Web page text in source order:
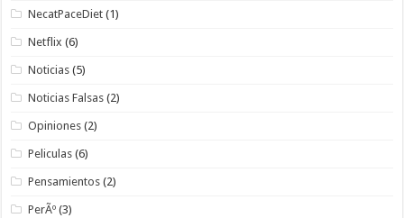
NecatPaceDiet (1)
Netflix (6)
Noticias (5)
Noticias Falsas (2)
Opiniones (2)
Peliculas (6)
Pensamientos (2)
PerÃº (3)